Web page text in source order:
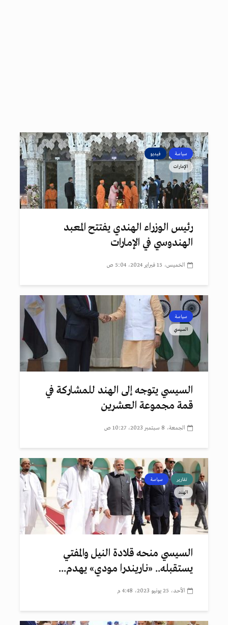
سياسة فيديو
الإمارات
رئيس الوزراء الهندي يفتتح المعبد
الهندوسي في الإمارات
الخميس، 15 فبراير 2024، 5:04 ص
سياسة
السيسي
السيسي يتوجه إلى الهند للمشاركة في
قمة مجموعة العشرين
الجمعة، 8 سبتمبر 2023، 10:27 ص
تقارير سياسة
الهند
السيسي منحه قلادة النيل والمفتي
يستقبله.. «ناريندرا مودي» يهدم...
الأحد، 25 يونيو 2023، 4:48 م